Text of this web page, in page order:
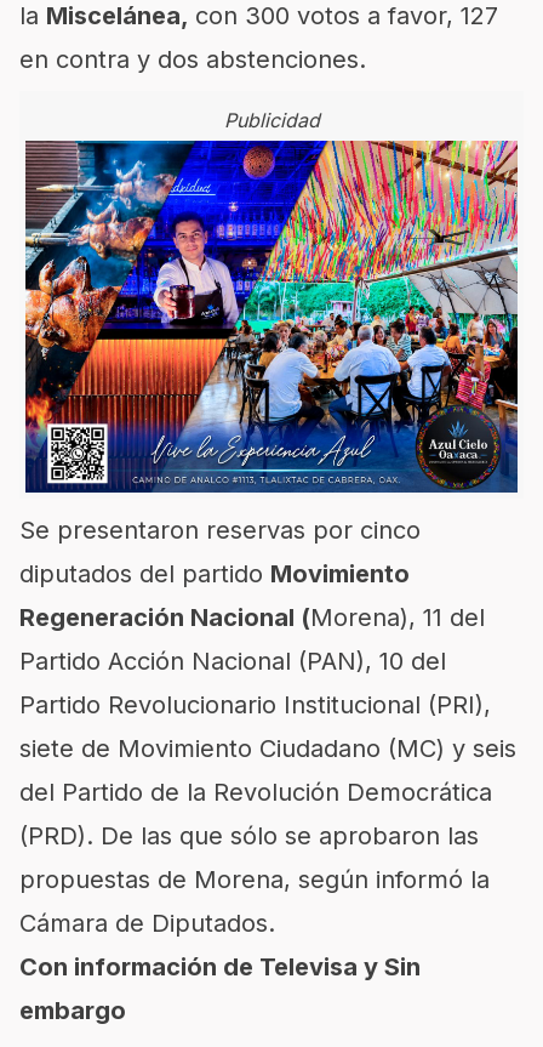
la Miscelánea, con 300 votos a favor, 127
en contra y dos abstenciones.
Publicidad
Se presentaron reservas por cinco
diputados del partido Movimiento
Regeneración Nacional (Morena), 11 del
Partido Acción Nacional (PAN), 10 del
Partido Revolucionario Institucional (PRI),
siete de Movimiento Ciudadano (MC) y seis
del Partido de la Revolución Democrática
(PRD). De las que sólo se aprobaron las
propuestas de Morena, según informó la
Cámara de Diputados.
Con información de Televisa y Sin
embargo